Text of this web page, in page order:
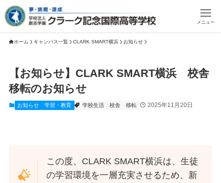
メニュー
ホーム キャンパス一覧 CLARK SMART横浜 お知らせ
【お知らせ】CLARK SMART横浜 校舎
移転のお知らせ
お知らせ 学習・教育 学校生活 校舎 移転 2025年11月20日
この度、CLARK SMART横浜は、生徒
の学習環境を一層充実させるため、新